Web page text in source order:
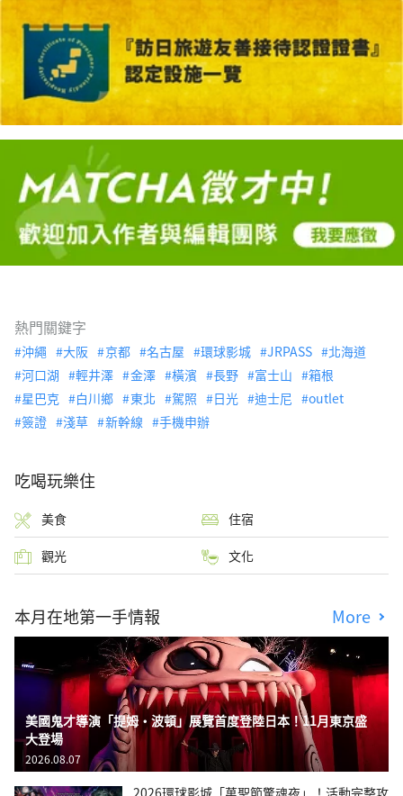
熱門關鍵字
沖繩 大阪 京都 名古屋 環球影城 JRPASS
北海道
河口湖
輕井澤 金澤 橫濱 長野 富士山
箱根
星巴克
白川鄉 東北 駕照 日光 迪士尼
outlet
簽證
淺草 新幹線 手機申辦
吃喝玩樂住
美食 住宿
觀光 文化
本月在地第一手情報 More
美國鬼才導演「提姆・波頓」展覽首度登陸日本！11月東京盛
大登場
2026.08.07